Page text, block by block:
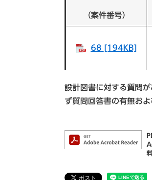
（案件番号）
68 [194KB]
設計図書に対する質問
ず質問回答書の有無お